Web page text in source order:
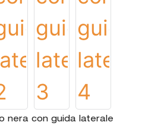
nera con guida laterale